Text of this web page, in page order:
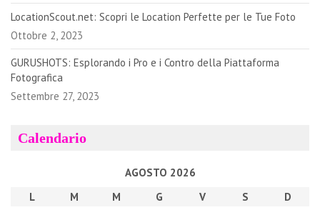
LocationScout.net: Scopri le Location Perfette per le Tue Foto
Ottobre 2, 2023
GURUSHOTS: Esplorando i Pro e i Contro della Piattaforma
Fotografica
Settembre 27, 2023
Calendario
AGOSTO 2026
L
M M G V S
D